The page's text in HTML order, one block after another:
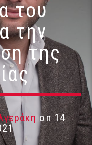
του
την
της
on 14